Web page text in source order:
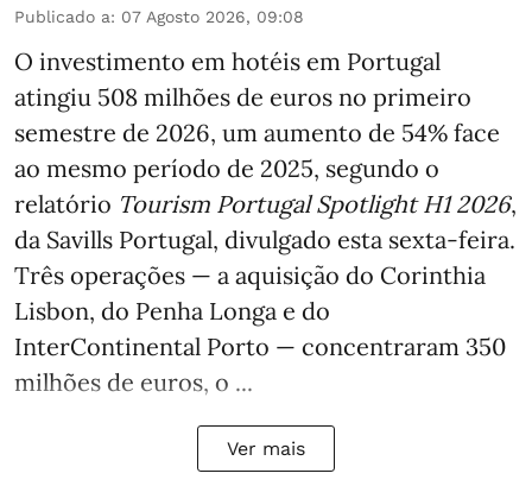
Publicado a: 07 Agosto 2026, 09:08
O investimento em hotéis em Portugal
atingiu 508 milhões de euros no primeiro
semestre de 2026, um aumento de 54% face
ao mesmo período de 2025, segundo o
relatório Tourism Portugal Spotlight H1 2026,
da Savills Portugal, divulgado esta sexta-feira.
Três operações — a aquisição do Corinthia
Lisbon, do Penha Longa e do
InterContinental Porto — concentraram 350
milhões de euros, o ...
Ver mais